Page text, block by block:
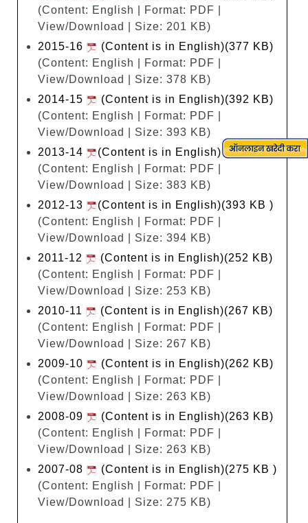
(Content: English | Format: PDF |
View/Download | Size: 201 KB)
2015-16
(Content is in English)(377 KB)
(Content: English | Format: PDF |
View/Download | Size: 378 KB)
2014-15
(Content is in English)(392 KB)
(Content: English | Format: PDF |
View/Download | Size: 393 KB)
2013-14
(Content is in English) (382 KB)
(Content: English | Format: PDF |
View/Download | Size: 383 KB)
2012-13
(Content is in English)(393 KB )
(Content: English | Format: PDF |
View/Download | Size: 394 KB)
2011-12
(Content is in English)(252 KB)
(Content: English | Format: PDF |
View/Download | Size: 253 KB)
2010-11
(Content is in English)(267 KB)
(Content: English | Format: PDF |
View/Download | Size: 267 KB)
2009-10
(Content is in English)(262 KB)
(Content: English | Format: PDF |
View/Download | Size: 263 KB)
2008-09
(Content is in English)(263 KB)
(Content: English | Format: PDF |
View/Download | Size: 263 KB)
2007-08
(Content is in English)(275 KB )
(Content: English | Format: PDF |
View/Download | Size: 275 KB)